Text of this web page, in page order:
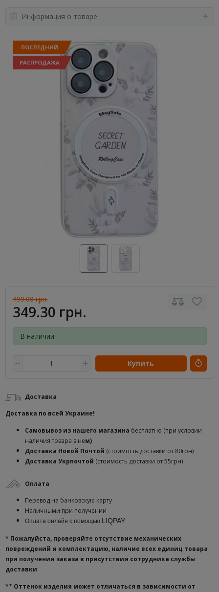
Информация о товаре
ПОСЛЕДНИЙ
РАСПРОДАЖА
499.00 грн.
349.30 грн.
В наличии
Купить
Доставка
Доставка по всей Украине!
Самовывоз из нашего магазина бесплатно (при условии
наличия товара в нем)
Доставка Новой Почтой (стоимость доставки от 80грн)
Доставка Укрпочтой (стоимость доставки от 55грн)
Оплата
Перевод на банковскую карту
Наличными при получении
Оплата онлайн с помощью LIQPAY
* Пожалуйста, проверяйте отсутствие механических
повреждений и комплектацию, наличие всех единиц товара
при получении заказа в присутствии сотрудника службы
доставки
** Оттенок изделия может отличаться в зависимости от